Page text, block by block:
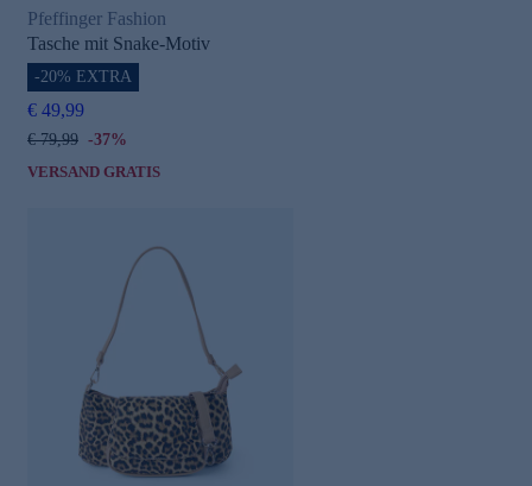
Pfeffinger Fashion
Tasche mit Snake-Motiv
-20% EXTRA
€ 49,99
€ 79,99 -37%
VERSAND GRATIS